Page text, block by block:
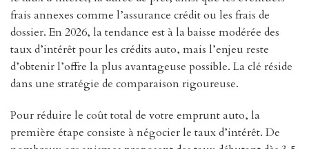
frais annexes comme l’assurance crédit ou les frais de
dossier. En 2026, la tendance est à la baisse modérée des
taux d’intérêt pour les crédits auto, mais l’enjeu reste
d’obtenir l’offre la plus avantageuse possible. La clé réside
dans une stratégie de comparaison rigoureuse.
Pour réduire le coût total de votre emprunt auto, la
première étape consiste à négocier le taux d’intérêt. De